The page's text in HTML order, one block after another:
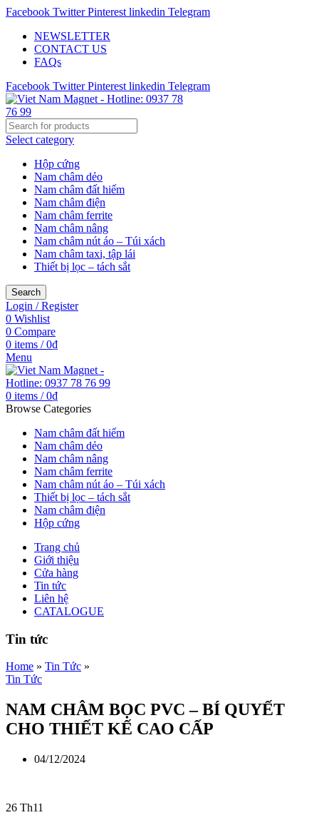
Facebook Twitter Pinterest linkedin Telegram
NEWSLETTER
CONTACT US
FAQs
Facebook Twitter Pinterest linkedin Telegram
Select category
Hộp cứng
Nam châm dẻo
Nam châm đất hiếm
Nam châm điện
Nam châm ferrite
Nam châm nâng
Nam châm nút áo – Túi xách
Nam châm taxi, tập lái
Thiết bị lọc – tách sắt
Search
Login / Register
0 Wishlist
0 Compare
0 items / 0₫
Menu
0 items / 0₫
Browse Categories
Nam châm đất hiếm
Nam châm dẻo
Nam châm nâng
Nam châm ferrite
Nam châm nút áo – Túi xách
Thiết bị lọc – tách sắt
Nam châm điện
Hộp cứng
Trang chủ
Giới thiệu
Cửa hàng
Tin tức
Liên hệ
CATALOGUE
Tin tức
Home » Tin Tức »
Tin Tức
NAM CHÂM BỌC PVC – BÍ QUYẾT
CHO THIẾT KẾ CAO CẤP
04/12/2024
26 Th11